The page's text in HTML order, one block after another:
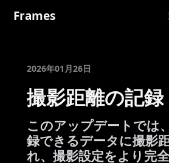
Frames
2026年01月26日
撮影距離の記録
このアップデートでは
録できるデータに撮影
れ、撮影設定をより完